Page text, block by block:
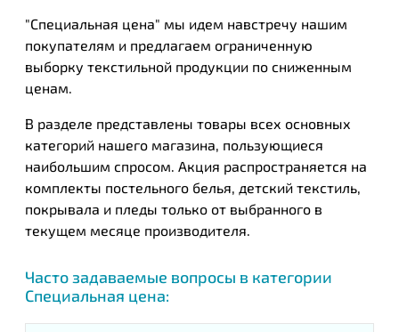
"Специальная цена" мы идем навстречу нашим
покупателям и предлагаем ограниченную
выборку текстильной продукции по сниженным
ценам.
В разделе представлены товары всех основных
категорий нашего магазина, пользующиеся
наибольшим спросом. Акция распространяется на
комплекты постельного белья, детский текстиль,
покрывала и пледы только от выбранного в
текущем месяце производителя.
Часто задаваемые вопросы в категории
Специальная цена: